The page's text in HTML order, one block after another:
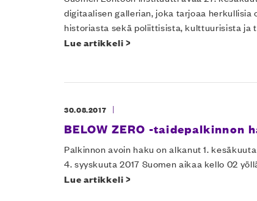
digitaalisen gallerian, joka tarjoaa herkullisia
historiasta sekä poliittisista, kulttuurisista ja
Lue artikkeli >
30.08.2017 |
BELOW ZERO -taidepalkinnon
Palkinnon avoin haku on alkanut 1.
4. syyskuuta 2017 Suomen aikaa kello 02
Lue artikkeli >